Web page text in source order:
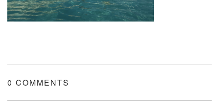
ONZE HUIZEN
CONTACT
0 COMMENTS